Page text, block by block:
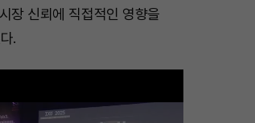
장 신뢰에 직접적인 영향을
.